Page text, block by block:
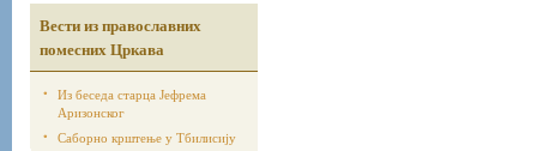
Вести из православних
помесних Цркава
Из беседа старца Јефрема
Аризонског
Саборно крштење у Тбилисију